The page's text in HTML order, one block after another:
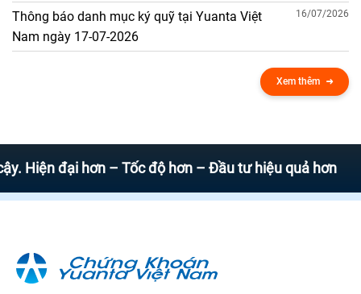
Thông báo danh mục ký quỹ tại Yuanta Việt
Nam ngày 17-07-2026
16/07/2026
Xem thêm
đại hơn – Tốc độ hơn – Đầu tư hiệu quả hơn